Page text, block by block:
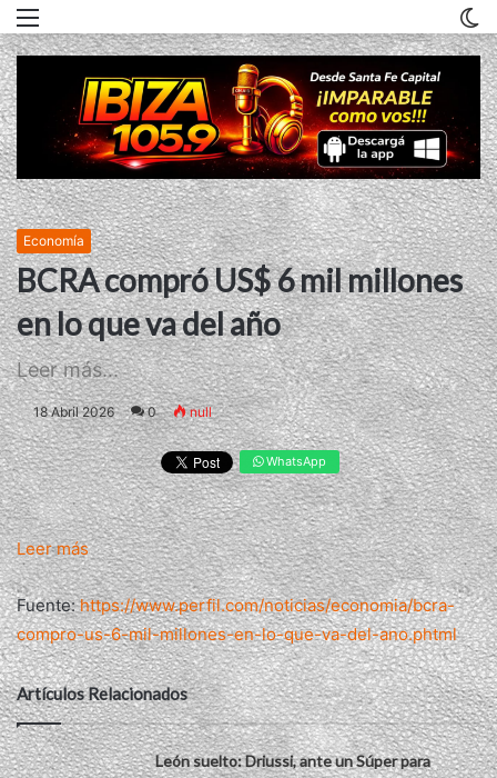
Economía
BCRA compró US$ 6 mil millones
en lo que va del año
Leer más...
18 Abril 2026 0 null
WhatsApp
Leer más
Fuente:https://www.perfil.com/noticias/economia/bcra-
compro-us-6-mil-millones-en-lo-que-va-del-ano.phtml
Artículos Relacionados
León suelto: Driussi, ante un Súper para